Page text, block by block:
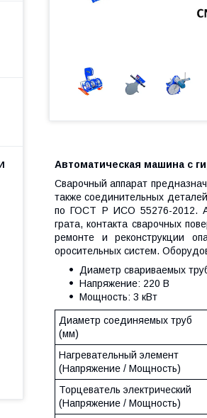
Автоматическая машина с
Сварочный аппарат
также соединительных
по ГОСТ Р ИСО 55276-2012.
грата, контакта сварочных
ремонте и реконструкции
оросительных систем.
Диаметр свариваемых
Напряжение: 220 В
Мощность: 3 кВт
Диаметр соединяемых труб
(мм)
Нагревательный элемент
(Напряжение / Мощность)
Торцеватель электрический
(Напряжение / Мощность)